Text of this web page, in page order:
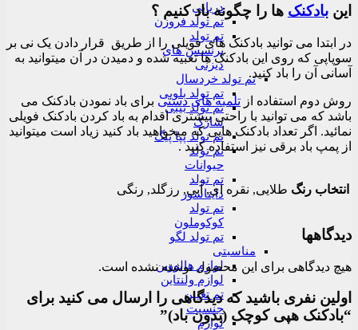
دریایی
تم تولد فروزن
تم تولد
پرنسس های
دیزنی
تم تولد خردسال
تم تولد بلویی
تم تولد بیبی
شارک
تم تولد پپا پیگ
تم تولد
حیوانات
تم تولد
دایناسور
تم تولد
کوکوملون
تم تولد لگو
مناسبتی
لوازم هالووین
لوازم ولنتاین
تم تعیین
جنسیت
لوازم
این بادکنک ها را چگونه باد کنیم ؟
در ابتدا می توانید بادکنک های فویلی را از طریق قرار دادن یک نی بر
سوپاپی که روی این بادکنک ها تعبیه شده و دمیدن در آن میتوانید به
آسانی آن را باد کنید.
روش دوم استفاده از تلمبه های دستی برای باد نمودن بادکنک می
باشد که می توانید با راحتی بیشتری اقدام به باد کردن بادکنک فویلی
نمائید. اگر تعداد بادکنک هایی که میخواهید باد کنید زیاد است میتوانید
از پمپ باد برقی نیز استفاده کنید .
انتخاب رنگ طلایی, نقره ای, آبی, رزگلد, رنگی
دیدگاهها
هیچ دیدگاهی برای این محصول نوشته نشده است.
اولین نفری باشید که دیدگاهی را ارسال می کنید برای
“بادکنک هپی کوچک (بدون باد)”